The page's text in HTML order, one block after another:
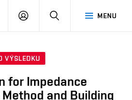
MENU
PŘIHLÁSIT
VÝSLEDKU
for Impedance
and Building